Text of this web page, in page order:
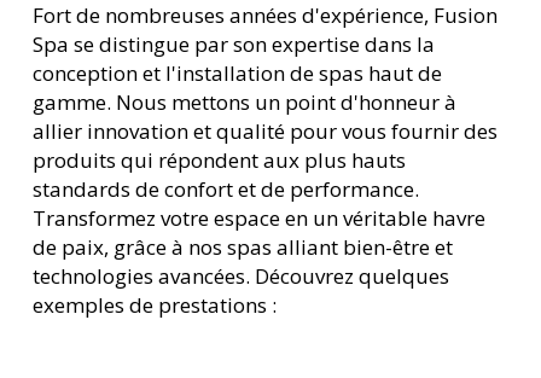
Fort de nombreuses années d'expérience, Fusion
Spa se distingue par son expertise dans la
conception et l'installation de spas haut de
gamme. Nous mettons un point d'honneur à
allier innovation et qualité pour vous fournir des
produits qui répondent aux plus hauts
standards de confort et de performance.
Transformez votre espace en un véritable havre
de paix, grâce à nos spas alliant bien-être et
technologies avancées. Découvrez quelques
exemples de prestations :